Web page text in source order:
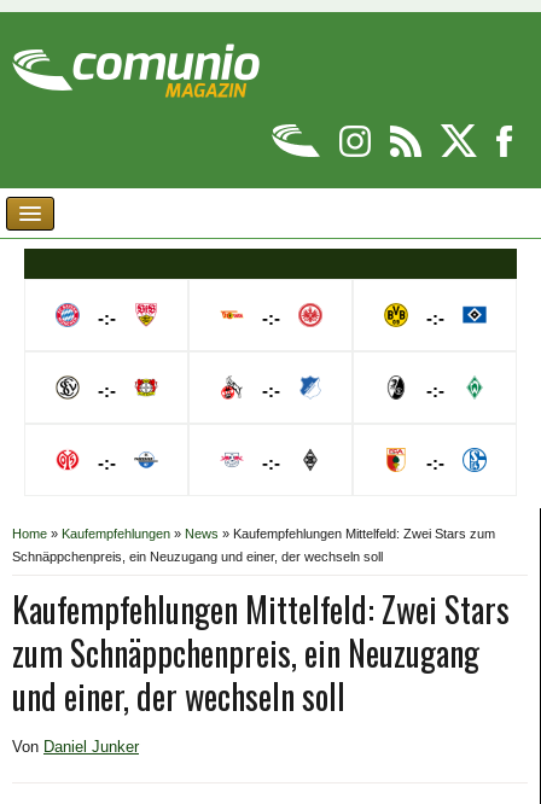
-:-
-:-
-:-
-:-
-:-
-:-
-:-
-:-
-:-
Home » Kaufempfehlungen » News » Kaufempfehlungen Mittelfeld: Zwei Stars zum
Schnäppchenpreis, ein Neuzugang und einer, der wechseln soll
Kaufempfehlungen Mittelfeld: Zwei Stars
zum Schnäppchenpreis, ein Neuzugang
und einer, der wechseln soll
Von Daniel Junker